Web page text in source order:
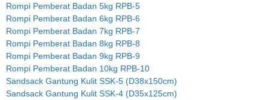
Rompi Pemberat Badan 5kg RPB-5
Rompi Pemberat Badan 6kg RPB-6
Rompi Pemberat Badan 7kg RPB-7
Rompi Pemberat Badan 8kg RPB-8
Rompi Pemberat Badan 9kg RPB-9
Rompi Pemberat Badan 10kg RPB-10
Sandsack Gantung Kulit SSK-5 (D38x150cm)
Sandsack Gantung Kulit SSK-4 (D35x125cm)